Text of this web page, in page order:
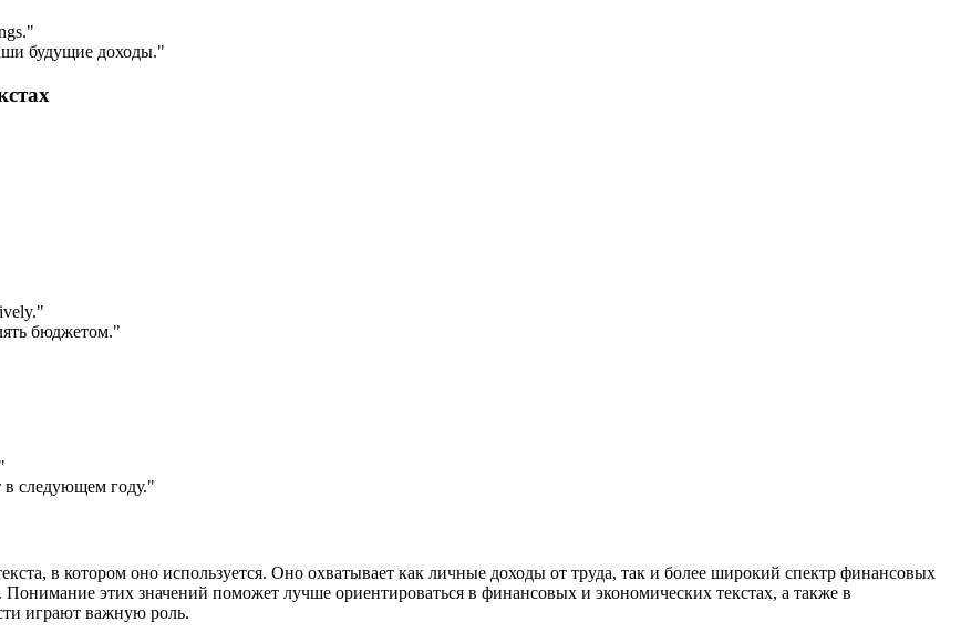
"
будущие доходы."
"
бюджетом."
"
следующем году."
в котором оно используется. Оно охватывает как личные доходы от труда, так и более широкий спектр финансовых
этих значений поможет лучше ориентироваться в финансовых и экономических текстах, а также в
играют важную роль.